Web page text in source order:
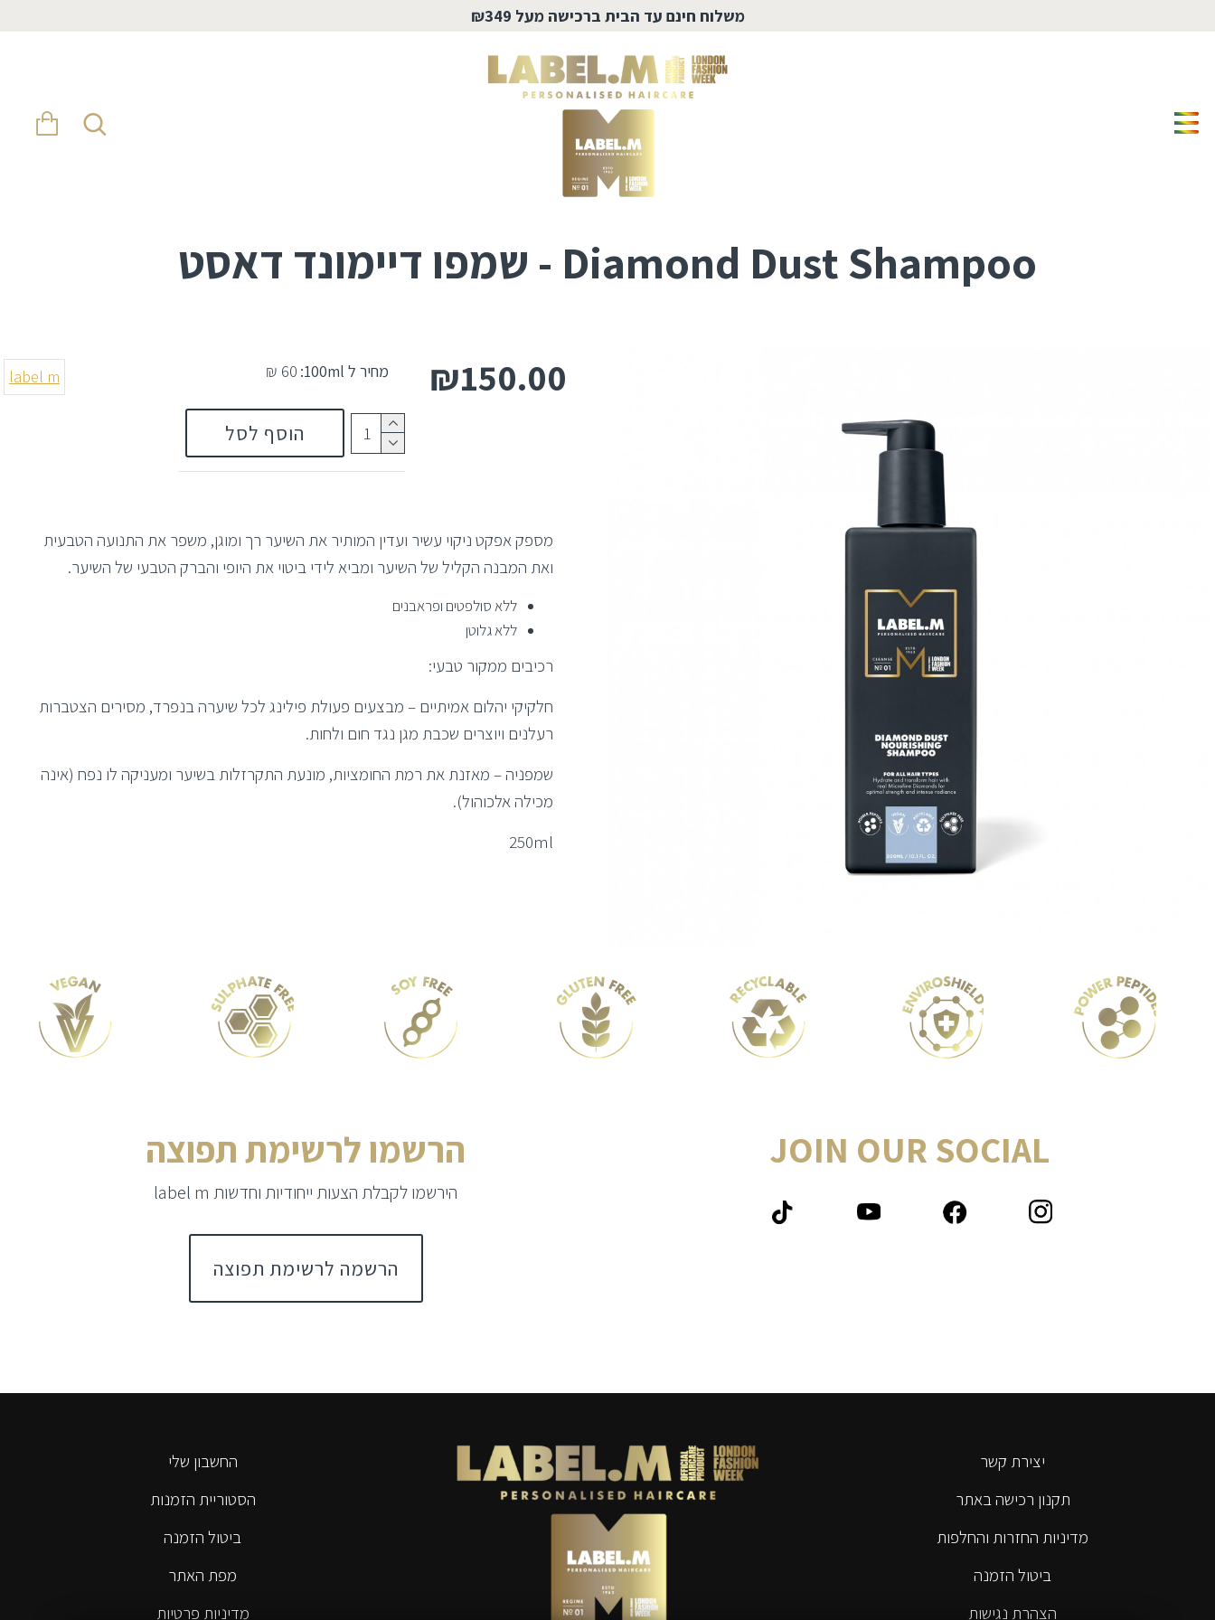
משלוח חינם עד הבית ברכישה מעל ₪349
Diamond Dust Shampoo - שמפו דיימונד דאסט
₪150.00 מחיר ל 100ml: 60 ₪
label m
הוסף לסל
מספק אפקט ניקוי עשיר ועדין המותיר את השיער רך ומוגן, משפר את התנועה הטבעית
ואת המבנה הקליל של השיער ומביא לידי ביטוי את היופי והברק הטבעי של השיער.
ללא סולפטים ופראבנים
ללא גלוטן
רכיבים ממקור טבעי:
חלקיקי יהלום אמיתיים – מבצעים פעולת פילינג לכל שיערה בנפרד, מסירים הצטברות
רעלנים ויוצרים שכבת מגן נגד חום ולחות.
שמפניה – מאזנת את רמת החומציות, מונעת התקרזלות בשיער ומעניקה לו נפח (אינה
מכילה אלכוהול).
250ml
JOIN OUR SOCIAL הרשמו לרשימת תפוצה
הירשמו לקבלת הצעות ייחודיות וחדשות label m
הרשמה לרשימת תפוצה
יצירת קשר
תקנון רכישה באתר
מדיניות החזרות והחלפות
ביטול הזמנה
הצהרת נגישות
החשבון שלי
הסטוריית הזמנות
ביטול הזמנה
מפת האתר
מדיניות פרטיות